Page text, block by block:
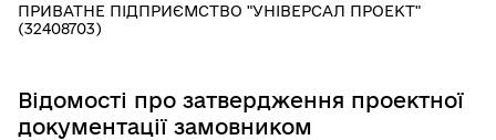
ПРИВАТНЕ ПІДПРИЄМСТВО "УНІВЕРСАЛ ПРОЕКТ"
(32408703)
Відомості про затвердження проектної
документації замовником